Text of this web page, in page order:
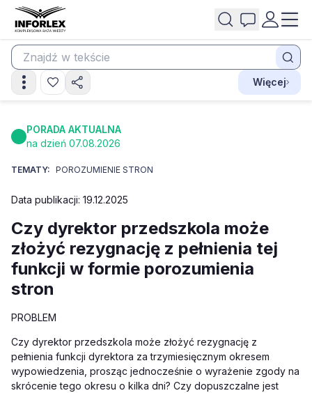
Więcej
PORADA AKTUALNA
na dzień 07.08.2026
TEMATY: POROZUMIENIE STRON
Data publikacji: 19.12.2025
Czy dyrektor przedszkola może
złożyć rezygnację z pełnienia tej
funkcji w formie porozumienia
stron
PROBLEM
Czy dyrektor przedszkola może złożyć rezygnację z
pełnienia funkcji dyrektora za trzymiesięcznym okresem
wypowiedzenia, prosząc jednocześnie o wyrażenie zgody na
skrócenie tego okresu o kilka dni? Czy dopuszczalne jest